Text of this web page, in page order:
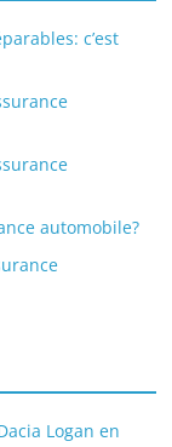
c’est
automobile?
Logan en